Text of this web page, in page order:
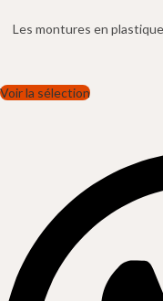
Les montures en
Voir la sélection